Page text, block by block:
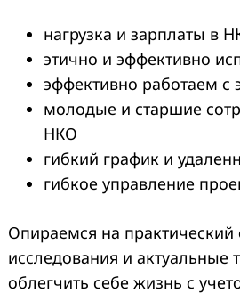
нагрузка и зарплаты в
этично и эффективно
эффективно работаем с
молодые и старшие
НКО
гибкий график и
гибкое управление
Опираемся на практический
исследования и
облегчить себе жизнь с